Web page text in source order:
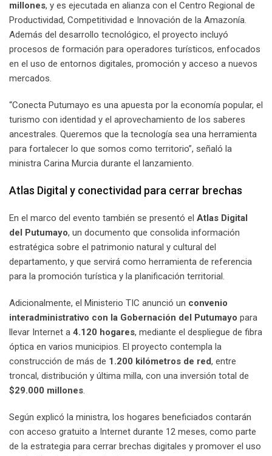
millones, y es ejecutada en alianza con el Centro Regional de
Productividad, Competitividad e Innovación de la Amazonía.
Además del desarrollo tecnológico, el proyecto incluyó
procesos de formación para operadores turísticos, enfocados
en el uso de entornos digitales, promoción y acceso a nuevos
mercados.
“Conecta Putumayo es una apuesta por la economía popular, el
turismo con identidad y el aprovechamiento de los saberes
ancestrales. Queremos que la tecnología sea una herramienta
para fortalecer lo que somos como territorio”, señaló la
ministra Carina Murcia durante el lanzamiento.
Atlas Digital y conectividad para cerrar brechas
En el marco del evento también se presentó el Atlas Digital
del Putumayo, un documento que consolida información
estratégica sobre el patrimonio natural y cultural del
departamento, y que servirá como herramienta de referencia
para la promoción turística y la planificación territorial.
Adicionalmente, el Ministerio TIC anunció un convenio
interadministrativo con la Gobernación del Putumayo para
llevar Internet a 4.120 hogares, mediante el despliegue de fibra
óptica en varios municipios. El proyecto contempla la
construcción de más de 1.200 kilómetros de red, entre
troncal, distribución y última milla, con una inversión total de
$29.000 millones.
Según explicó la ministra, los hogares beneficiados contarán
con acceso gratuito a Internet durante 12 meses, como parte
de la estrategia para cerrar brechas digitales y promover el uso